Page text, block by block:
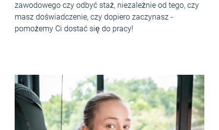
zawodowego czy odbyć staż, niezależnie od tego, czy
masz doświadczenie, czy dopiero zaczynasz -
pomożemy Ci dostać się do pracy!